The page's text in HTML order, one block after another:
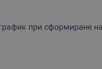
при сформиране